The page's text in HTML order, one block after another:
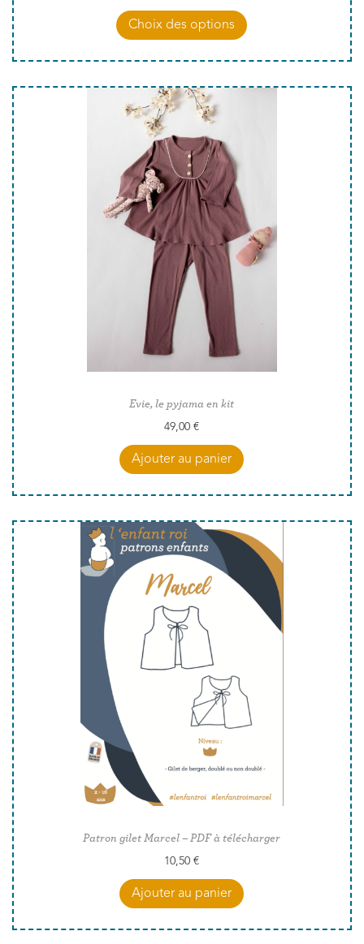
Choix des options
Evie, le pyjama en kit
49,00€
Ajouter au panier
Patron gilet Marcel – PDF à télécharger
10,50€
Ajouter au panier